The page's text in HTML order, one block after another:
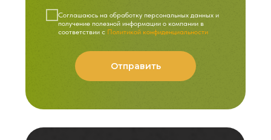
Cоглашаюсь на обработку персональных данных и
получение полезной информации о компании в
соответствии с Политикой конфиденциальности
Отправить